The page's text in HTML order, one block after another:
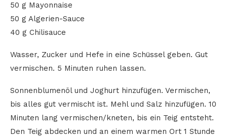
50 g Mayonnaise
50 g Algerien-Sauce
40 g Chilisauce
Wasser, Zucker und Hefe in eine Schüssel geben. Gut
vermischen. 5 Minuten ruhen lassen.
Sonnenblumenöl und Joghurt hinzufügen. Vermischen,
bis alles gut vermischt ist. Mehl und Salz hinzufügen. 10
Minuten lang vermischen/kneten, bis ein Teig entsteht.
Den Teig abdecken und an einem warmen Ort 1 Stunde